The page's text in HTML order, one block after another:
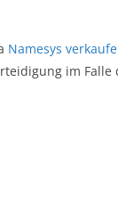
Namesys
im Falle